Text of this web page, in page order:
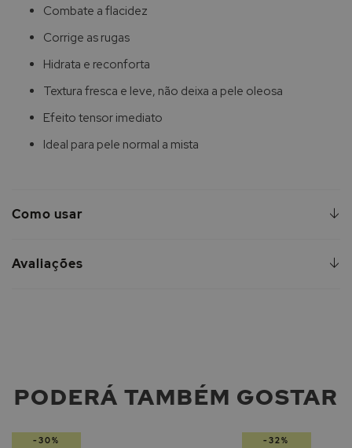
Combate a flacidez
Corrige as rugas
Hidrata e reconforta
Textura fresca e leve, não deixa a pele oleosa
Efeito tensor imediato
Ideal para pele normal a mista
Como usar
Avaliações
PODERÁ TAMBÉM GOSTAR
-30% -32%